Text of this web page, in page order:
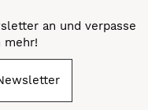
an und verpasse
mehr!